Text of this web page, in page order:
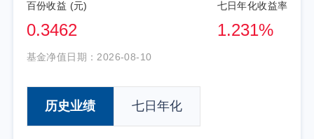
百份收益 (元)
0.3462
七日年化收益率
1.231%
基金净值日期： 2026-08-10
历史业绩 七日年化